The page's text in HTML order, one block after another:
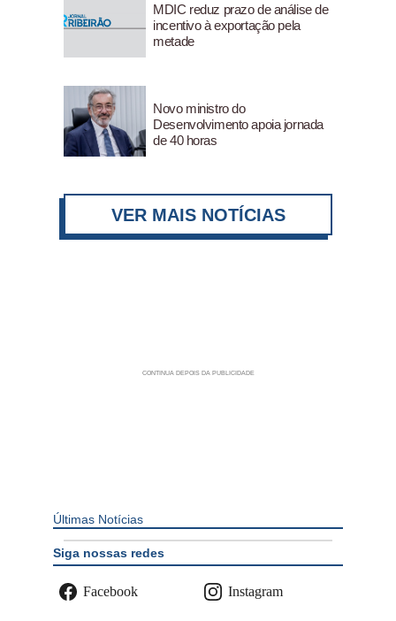
MDIC reduz prazo de análise de
incentivo à exportação pela
metade
Novo ministro do
Desenvolvimento apoia jornada
de 40 horas
VER MAIS NOTÍCIAS
Últimas Notícias
Siga nossas redes
Facebook Instagram